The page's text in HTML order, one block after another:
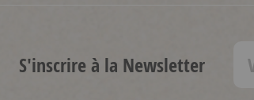
S'inscrire à la Newsletter